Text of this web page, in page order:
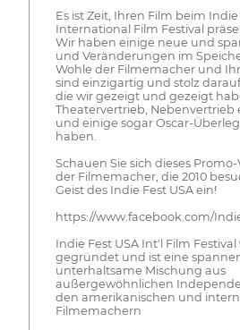
Es ist Zeit, Ihren Film beim Indie
International Film Festival
Wir haben einige neue und
und Veränderungen im
Wohle der Filmemacher und
sind einzigartig und stolz
die wir gezeigt und gezeigt
Theatervertrieb, Nebenvertrieb
und einige sogar Oscar-
haben.
Schauen Sie sich dieses
der Filmemacher, die 2010
Geist des Indie Fest USA ein!
https://www.facebook.com/
Indie Fest USA Int'l Film
gegründet und ist eine
unterhaltsame Mischung aus
außergewöhnlichen
den amerikanischen und
Filmemachern